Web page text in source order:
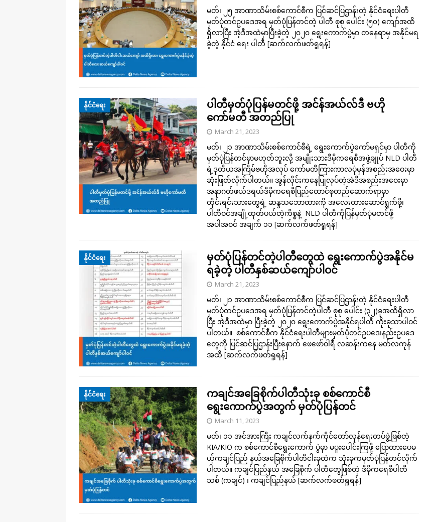
မတ်၊ ၂၅ အာဏာသိမ်းစစ်ကောင်စီက ပြင်ဆင်ပြဌာန်းတဲ့ နိုင်ငံရေးပါတီ
မှတ်ပုံတင်ဥပဒေအရ မှတ်ပုံပြန်တင်တဲ့ ပါတီ စုစု ပေါင်း (၅၀) ကျော်အထိ
ရှိလာပြီး အဲ့ဒီအထဲမှာပြီးခဲ့တဲ့ ၂၀၂၀ ရွေးကောက်ပွဲမှာ တနေရာမှ အနိုင်မရ
ခဲ့တဲ့ နိုင်ငံ ရေး ပါတီ [ဆက်လက်ဖတ်ရှုရန်]
နိုင်ငံရေး
ပါတီမှတ်ပုံပြန်မတင်ဖို့ အင်န်အယ်လ်ဒီ ဗဟို
ကော်မတီ အတည်ပြု
March 21, 2023
မတ်၊ ၂၁ အာဏာသိမ်းစစ်ကောင်စီရဲ့ ရွေးကောက်ပွဲကော်မရှင်မှာ ပါတီကို
မှတ်ပုံပြန်တင်မှာမဟုတ်ဘူးလို့ အမျိုးသားဒီမိုကရေစီအဖွဲ့ချုပ် NLD ပါတီ
ရဲ့ဒုတိယအကြိမ်ဗဟိုအလုပ် ကော်မတီကြားကာလပုံမှန်အစည်းအဝေးမှာ
ဆုံးဖြတ်လိုက်ပါတယ်။ အွန်လိုင်းကနေပြုလုပ်တဲ့အဲဒီအစည်းအဝေးမှာ
အနာဂတ်ဖယ်ဒရယ်ဒီမိုကရေစီပြည်ထောင်စုတည်ဆောက်ရာမှာ
တိုင်းရင်းသားတွေရဲ့ ဆန္ဒသဘောထားကို အလေးထားဆောင်ရွက်ဖို့၊
ပါတီဝင်အချို့ထုတ်ပယ်တဲ့ကိစ္စနဲ့ NLD ပါတီကိုပြန်မှတ်ပုံမတင်ဖို့
အပါအဝင် အချက် ၁၁ [ဆက်လက်ဖတ်ရှုရန်]
နိုင်ငံရေး
မှတ်ပုံပြန်တင်တဲ့ပါတီတွေထဲ ရွေးကောက်ပွဲအနိုင်မ
ရခဲ့တဲ့ ပါတီနှစ်ဆယ်ကျော်ပါဝင်
March 21, 2023
မတ်၊ ၂၁ အာဏာသိမ်းစစ်ကောင်စီက ပြင်ဆင်ပြဌာန်းတဲ့ နိုင်ငံရေးပါတီ
မှတ်ပုံတင်ဥပဒေအရ မှတ်ပုံပြန်တင်တဲ့ပါတီ စုစု ပေါင်း (၃၂)ခုအထိရှိလာ
ပြီး အဲ့ဒီအထဲမှာ ပြီးခဲ့တဲ့ ၂၀၂၀ ရွေးကောက်ပွဲအနိုင်ရပါတီ ကိုးခုသာပါဝင်
ပါတယ်။ စစ်ကောင်စီက နိုင်ငံရေးပါတီများမှတ်ပုံတင်ဥပဒေ၊နည်းဥပဒေ
တွေကို ပြင်ဆင်ပြဌာန်းပြီးနောက် ဖေဖော်ဝါရီ လဆန်းက‌နေ မတ်လကုန်
အထိ [ဆက်လက်ဖတ်ရှုရန်]
နိုင်ငံရေး
ကချင်အခြေစိုက်ပါတီသုံးခု စစ်ကောင်စီ
ရွေးကောက်ပွဲအတွက် မှတ်ပုံပြန်တင်
March 11, 2023
မတ်၊ ၁၁ အင်အားကြီး ကချင်လက်နက်ကိုင်တော်လှန်ရေးတပ်ဖွဲ့ဖြစ်တဲ့
KIA/KIO က စစ်ကောင်စီရွေးကောက် ပွဲမှာ မပူးပေါင်းကြဖို့ ပြောထားပေမ
ယ့်ကချင်ပြည် နယ်အခြေစိုက်ပါတီငါးခုထဲက သုံးခုကမှတ်ပုံပြန်တင်လိုက်
ပါတယ်။ ကချင်ပြည်နယ် အခြေစိုက် ပါတီတွေဖြစ်တဲ့ ဒီမိုကရေစီပါတီ
သစ် (ကချင်) ၊ ကချင်ပြည်နယ် [ဆက်လက်ဖတ်ရှုရန်]